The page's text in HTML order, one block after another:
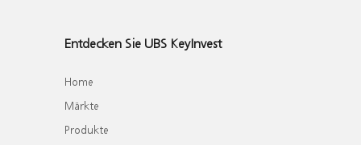
Entdecken Sie UBS KeyInvest
Home
Märkte
Produkte